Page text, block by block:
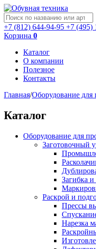
+7 (812) 644-94-95 +7 (495)
Корзина 0
Каталог
О компании
Полезное
Контакты
Главная/Оборудование для
Каталог
Оборудование для
Заготовочный
Загибка и
Раскрой и
Прессы
Нарезка